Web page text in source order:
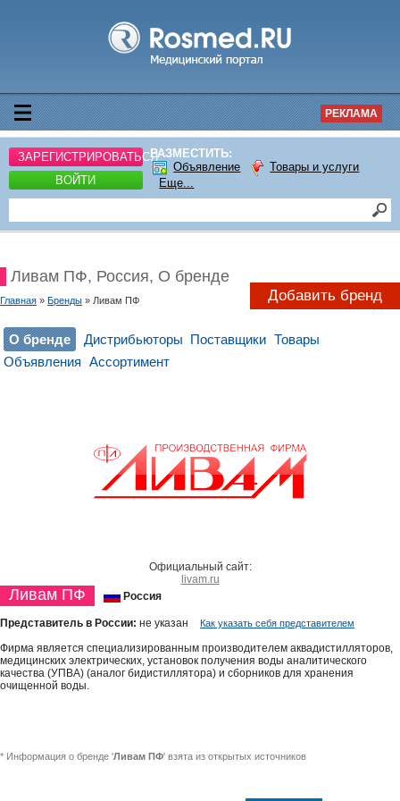
РЕКЛАМА
ЗАРЕГИСТРИРОВАТЬСЯ
ВОЙТИ
РАЗМЕСТИТЬ:
Объявление
Товары и услуги
Еще...
Ливам ПФ, Россия, О бренде
Главная » Бренды » Ливам ПФ Добавить бренд
О бренде Дистрибьюторы Поставщики Товары
Объявления Ассортимент
Официальный сайт:
livam.ru
Ливам ПФ Россия
Представитель в России: не указан Как указать себя представителем
Фирма является специализированным производителем аквадистилляторов,
медицинских электрических, установок получения воды аналитического
качества (УПВА) (аналог бидистиллятора) и сборников для хранения
очищенной воды.
* Информация о бренде 'Ливам ПФ' взята из открытых источников